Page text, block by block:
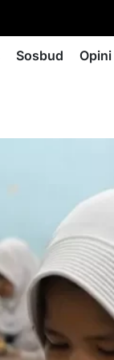
Sosbud Opini